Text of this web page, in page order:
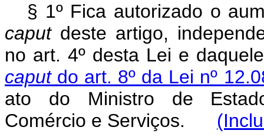
§ 1º Fica autorizado o
caputdeste artigo,
no art. 4º desta Lei e
caputdo art. 8º da Lei nº
ato do Ministro de
Comércio e Serviços.